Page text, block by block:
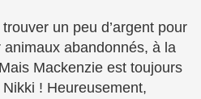
un peu d’argent pour
abandonnés, à la
Mackenzie est toujours
! Heureusement,